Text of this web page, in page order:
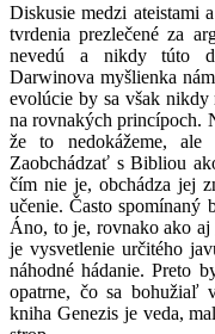
Diskusie medzi ateistami
tvrdenia prezlečené za
nevedú a nikdy túto
Darwinova myšlienka
evolúcie by sa však
na rovnakých princípoch.
že to nedokážeme,
Zaobchádzať s Bibliou
čím nie je, obchádza jej
učenie. Často spomínaný
Áno, to je, rovnako ako aj
je vysvetlenie určitého
náhodné hádanie. Preto
opatrne, čo sa bohužiaľ
kniha Genezis je veda,